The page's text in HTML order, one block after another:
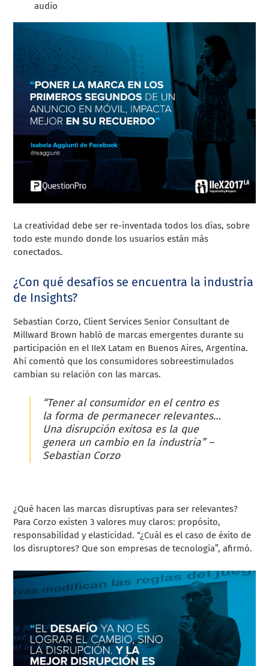
audio
La creatividad debe ser re-inventada todos los días, sobre
todo este mundo donde los usuarios están más
conectados.
¿Con qué desafíos se encuentra la industria
de Insights?
Sebastian Corzo, Client Services Senior Consultant de
Millward Brown habló de marcas emergentes durante su
participación en el IIeX Latam en Buenos Aires, Argentina.
Ahí comentó que los consumidores sobreestimulados
cambian su relación con las marcas.
“Tener al consumidor en el centro es
la forma de permanecer relevantes…
Una disrupción exitosa es la que
genera un cambio en la industria” –
Sebastian Corzo
¿Qué hacen las marcas disruptivas para ser relevantes?
Para Corzo existen 3 valores muy claros: propósito,
responsabilidad y elasticidad. “¿Cuál es el caso de éxito de
los disruptores? Que son empresas de tecnología”, afirmó.